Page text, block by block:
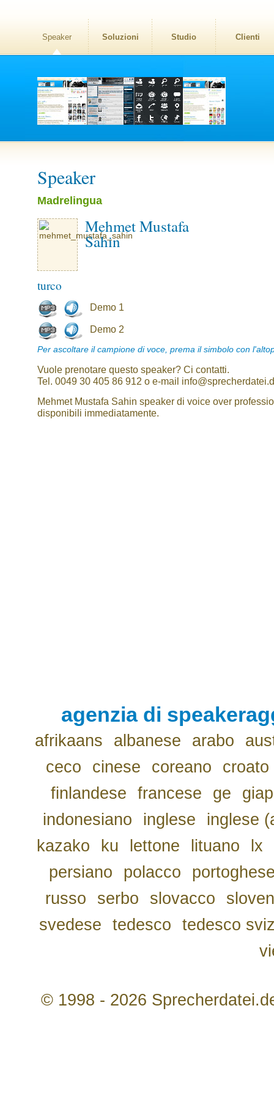
Speaker Soluzioni Studio Clienti
Speaker
Madrelingua
Mehmet Mustafa
Sahin
turco
Demo 1
Demo 2
Per ascoltare il campione di voce, prema il simbolo con
Vuole prenotare questo speaker? Ci contatti.
Tel. 0049 30 405 86 912 o e-mail
Mehmet Mustafa Sahin speaker di voice over
disponibili immediatamente.
agenzia di
afrikaans albanese arabo
ceco
cinese coreano
croato
finlandese
francese ge
indonesiano
inglese
inglese
kazako
ku lettone lituano lx
persiano
polacco
russo
serbo slovacco
svedese
tedesco
tedesco
© 1998 - 2026